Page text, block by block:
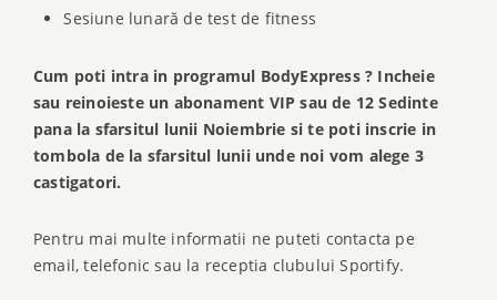
Sesiune lunară de test de fitness
Cum poti intra in programul BodyExpress ? Incheie
sau reinoieste un abonament VIP sau de 12 Sedinte
pana la sfarsitul lunii Noiembrie si te poti inscrie in
tombola de la sfarsitul lunii unde noi vom alege 3
castigatori.
Pentru mai multe informatii ne puteti contacta pe
email, telefonic sau la receptia clubului Sportify.